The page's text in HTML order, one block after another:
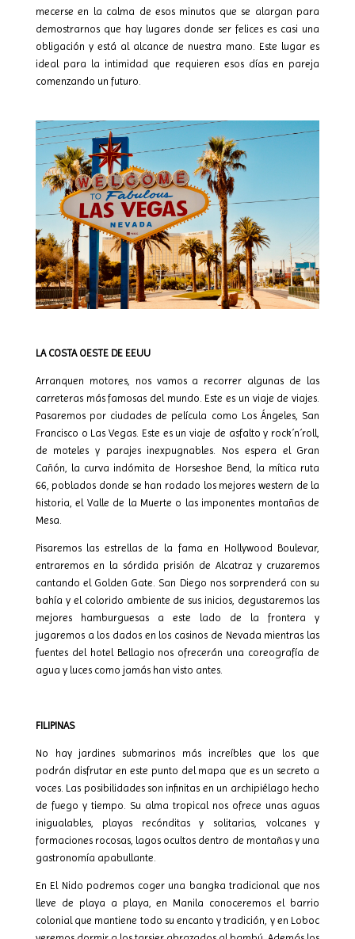
mecerse en la calma de esos minutos que se alargan para
demostrarnos que hay lugares donde ser felices es casi una
obligación y está al alcance de nuestra mano. Este lugar es
ideal para la intimidad que requieren esos días en pareja
comenzando un futuro.
LA COSTA OESTE DE EEUU
Arranquen motores, nos vamos a recorrer algunas de las
carreteras más famosas del mundo. Este es un viaje de viajes.
Pasaremos por ciudades de película como Los Ángeles, San
Francisco o Las Vegas. Este es un viaje de asfalto y rock´n´roll,
de moteles y parajes inexpugnables. Nos espera el Gran
Cañón, la curva indómita de Horseshoe Bend, la mítica ruta
66, poblados donde se han rodado los mejores western de la
historia, el Valle de la Muerte o las imponentes montañas de
Mesa.
Pisaremos las estrellas de la fama en Hollywood Boulevar,
entraremos en la sórdida prisión de Alcatraz y cruzaremos
cantando el Golden Gate. San Diego nos sorprenderá con su
bahía y el colorido ambiente de sus inicios, degustaremos las
mejores hamburguesas a este lado de la frontera y
jugaremos a los dados en los casinos de Nevada mientras las
fuentes del hotel Bellagio nos ofrecerán una coreografía de
agua y luces como jamás han visto antes.
FILIPINAS
No hay jardines submarinos más increíbles que los que
podrán disfrutar en este punto del mapa que es un secreto a
voces. Las posibilidades son infinitas en un archipiélago hecho
de fuego y tiempo. Su alma tropical nos ofrece unas aguas
inigualables, playas recónditas y solitarias, volcanes y
formaciones rocosas, lagos ocultos dentro de montañas y una
gastronomía apabullante.
En El Nido podremos coger una bangka tradicional que nos
lleve de playa a playa, en Manila conoceremos el barrio
colonial que mantiene todo su encanto y tradición, y en Loboc